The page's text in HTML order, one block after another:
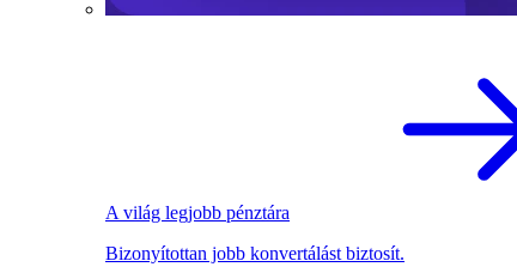
A világ legjobb pénztára
Bizonyítottan jobb konvertálást biztosít.